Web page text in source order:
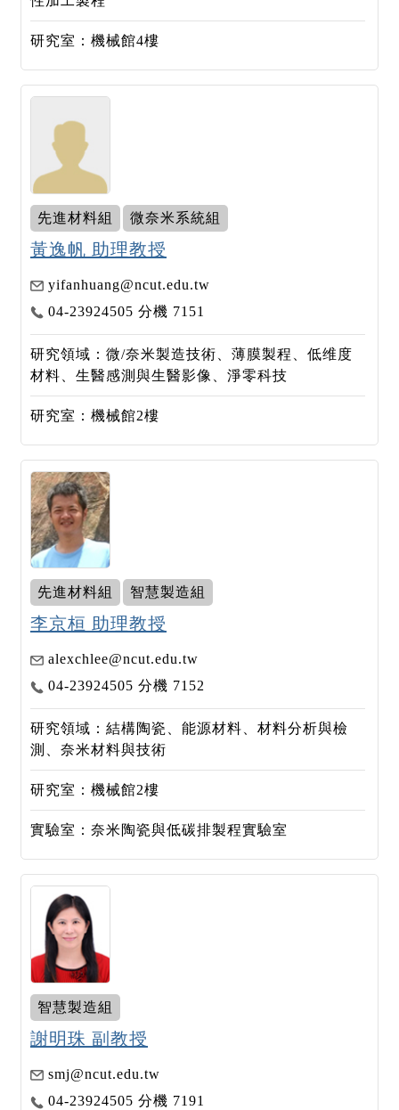
研究室：機械館4樓
先進材料組 微奈米系統組
黃逸帆 助理教授
yifanhuang@ncut.edu.tw
04-23924505 分機 7151
研究領域：微/奈米製造技術、薄膜製程、低维度
材料、生醫感測與生醫影像、淨零科技
研究室：機械館2樓
先進材料組 智慧製造組
李京桓 助理教授
alexchlee@ncut.edu.tw
04-23924505 分機 7152
研究領域：結構陶瓷、能源材料、材料分析與檢
測、奈米材料與技術
研究室：機械館2樓
實驗室：奈米陶瓷與低碳排製程實驗室
智慧製造組
謝明珠 副教授
smj@ncut.edu.tw
04-23924505 分機 7191